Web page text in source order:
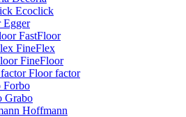
Ecoclick
Egger
FastFloor
FineFlex
FineFloor
Floor factor
Forbo
Grabo
Hoffmann